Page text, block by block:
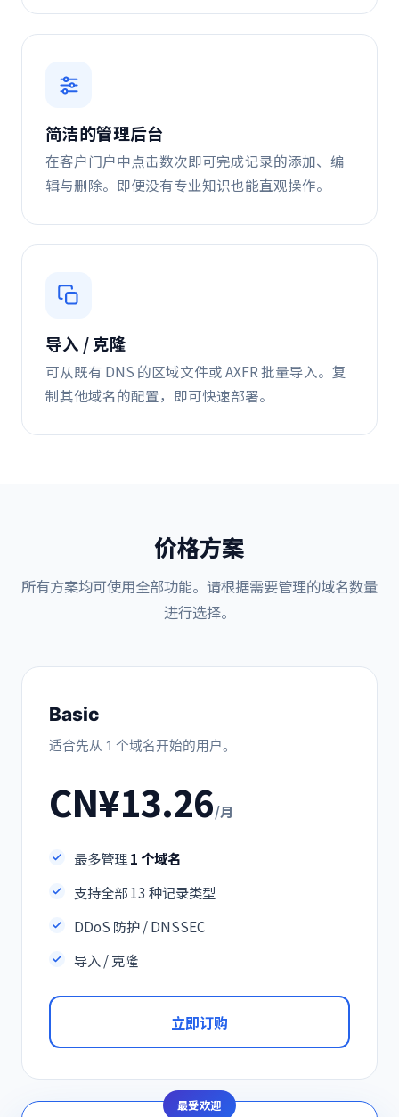
简洁的管理后台
在客户门户中点击数次即可完成记录的添加、编
辑与删除。即便没有专业知识也能直观操作。
导入 / 克隆
可从既有 DNS 的区域文件或 AXFR 批量导入。复
制其他域名的配置，即可快速部署。
价格方案
所有方案均可使用全部功能。请根据需要管理的域名数量
进行选择。
Basic
适合先从 1 个域名开始的用户。
CN¥13.26/月
最多管理1 个域名
支持全部 13 种记录类型
DDoS 防护 / DNSSEC
导入 / 克隆
立即订购
最受欢迎